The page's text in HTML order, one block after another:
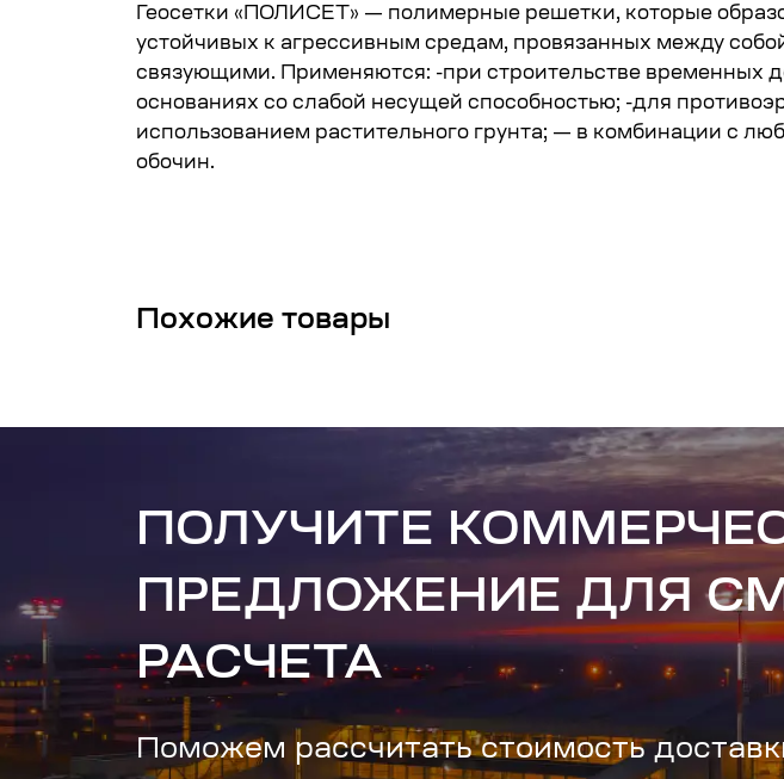
Геосетки «ПОЛИСЕТ» — полимерные решетки, которые
устойчивых к агрессивным средам, провязанных между
связующими. Применяются: -при строительстве временных
основаниях со слабой несущей способностью; -для
использованием растительного грунта; — в комбинации с
обочин.
Похожие товары
ПОЛУЧИТЕ
ПРЕДЛОЖЕНИЕ ДЛЯ
РАСЧЕТА
Поможем рассчитать стоимость